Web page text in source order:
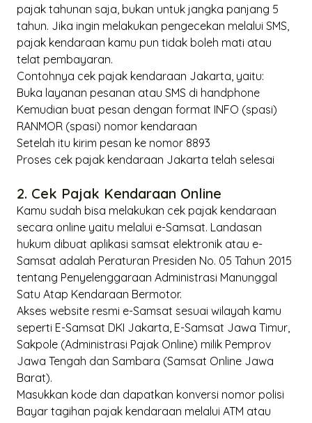
pajak tahunan saja, bukan untuk jangka panjang 5
tahun. Jika ingin melakukan pengecekan melalui SMS,
pajak kendaraan kamu pun tidak boleh mati atau
telat pembayaran.
Contohnya cek pajak kendaraan Jakarta, yaitu:
Buka layanan pesanan atau SMS di handphone
Kemudian buat pesan dengan format INFO (spasi)
RANMOR (spasi) nomor kendaraan
Setelah itu kirim pesan ke nomor 8893
Proses cek pajak kendaraan Jakarta telah selesai
2. Cek Pajak Kendaraan Online
Kamu sudah bisa melakukan cek pajak kendaraan
secara online yaitu melalui e-Samsat. Landasan
hukum dibuat aplikasi samsat elektronik atau e-
Samsat adalah Peraturan Presiden No. 05 Tahun 2015
tentang Penyelenggaraan Administrasi Manunggal
Satu Atap Kendaraan Bermotor.
Akses website resmi e-Samsat sesuai wilayah kamu
seperti E-Samsat DKI Jakarta, E-Samsat Jawa Timur,
Sakpole (Administrasi Pajak Online) milik Pemprov
Jawa Tengah dan Sambara (Samsat Online Jawa
Barat).
Masukkan kode dan dapatkan konversi nomor polisi
Bayar tagihan pajak kendaraan melalui ATM atau